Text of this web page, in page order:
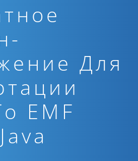
Для
EMF